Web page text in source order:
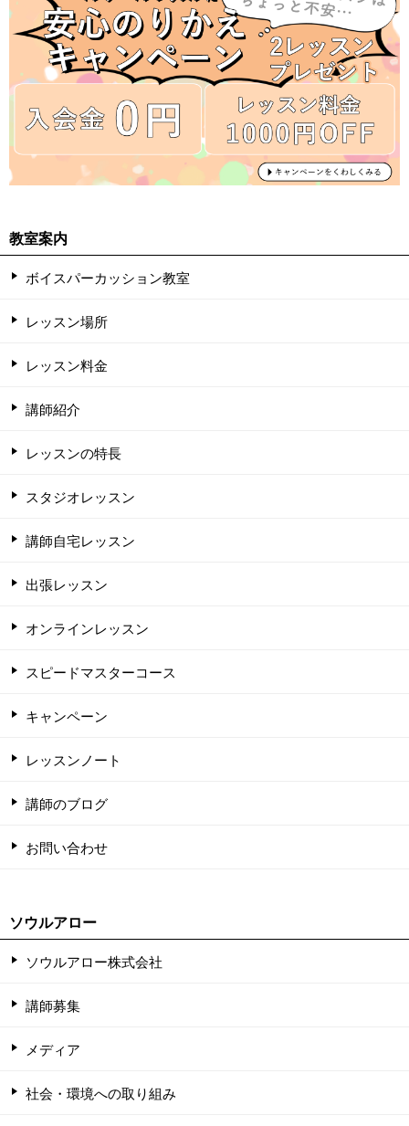
教室案内
ボイスパーカッション教室
レッスン場所
レッスン料金
講師紹介
レッスンの特長
スタジオレッスン
講師自宅レッスン
出張レッスン
オンラインレッスン
スピードマスターコース
キャンペーン
レッスンノート
講師のブログ
お問い合わせ
ソウルアロー
ソウルアロー株式会社
講師募集
メディア
社会・環境への取り組み